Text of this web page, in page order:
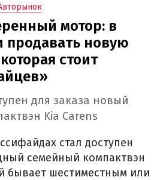
мотор: в
продавать новую
стоит
для заказа новый
Kia Carens
стал доступен
семейный компактвэн
бывает шестиместным или